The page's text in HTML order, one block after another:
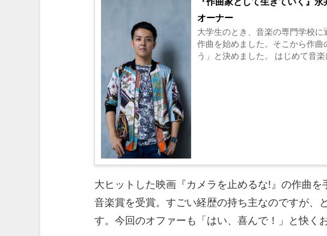
オーナー
大学生のとき、音楽の専門学校に
作曲を始めました。そこから作曲
う」と決めました。 はじめて音楽
大ヒットした映画『カメラを止めるな!』の作曲
音楽賞を受賞。すごい経歴の持ち主なのですが、
す。今回のオファーも「はい、喜んで！」と快く